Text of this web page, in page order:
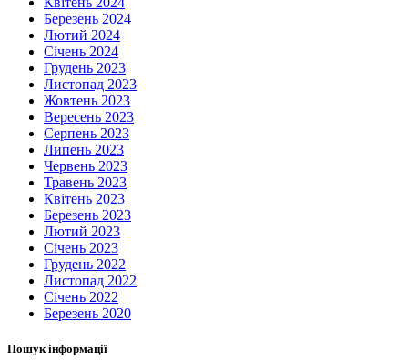
Березень 2024
Лютий 2024
Січень 2024
Грудень 2023
Листопад 2023
Жовтень 2023
Вересень 2023
Серпень 2023
Липень 2023
Червень 2023
Травень 2023
Квітень 2023
Березень 2023
Лютий 2023
Січень 2023
Грудень 2022
Листопад 2022
Січень 2022
Березень 2020
Пошук інформації